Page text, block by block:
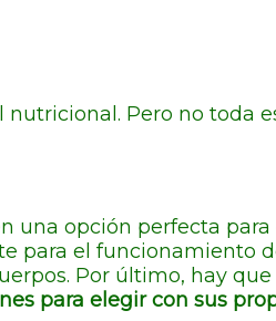
Pero no toda
una opción perfecta
para el funcionamiento
Por último, hay que
para elegir con sus